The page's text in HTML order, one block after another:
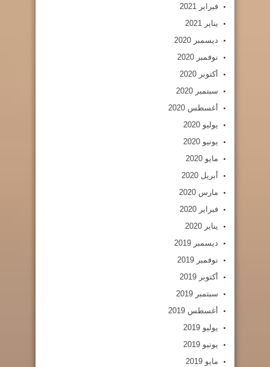
فبراير 2021
يناير 2021
ديسمبر 2020
نوفمبر 2020
أكتوبر 2020
سبتمبر 2020
أغسطس 2020
يوليو 2020
يونيو 2020
مايو 2020
أبريل 2020
مارس 2020
فبراير 2020
يناير 2020
ديسمبر 2019
نوفمبر 2019
أكتوبر 2019
سبتمبر 2019
أغسطس 2019
يوليو 2019
يونيو 2019
مايو 2019